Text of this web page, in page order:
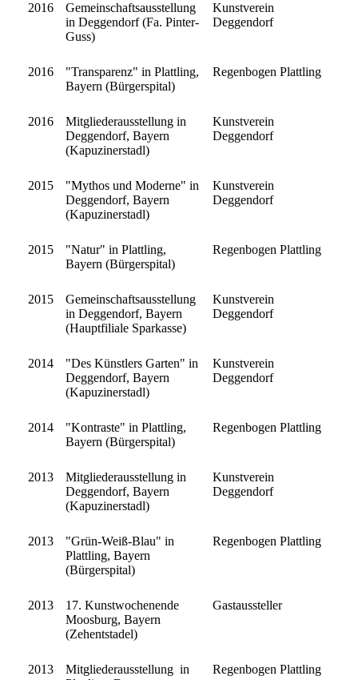
2016
Gemeinschaftsausstellung
in Deggendorf (Fa. Pinter-
Guss)
Kunstverein
Deggendorf
2016
"Transparenz" in Plattling,
Bayern (Bürgerspital)
Regenbogen Plattling
2016
Mitgliederausstellung in
Deggendorf, Bayern
(Kapuzinerstadl)
Kunstverein
Deggendorf
2015
"Mythos und Moderne" in
Deggendorf, Bayern
(Kapuzinerstadl)
Kunstverein
Deggendorf
2015
"Natur" in Plattling,
Bayern (Bürgerspital)
Regenbogen Plattling
2015
Gemeinschaftsausstellung
in Deggendorf, Bayern
(Hauptfiliale Sparkasse)
Kunstverein
Deggendorf
2014
"Des Künstlers Garten" in
Deggendorf, Bayern
(Kapuzinerstadl)
Kunstverein
Deggendorf
2014
"Kontraste" in Plattling,
Bayern (Bürgerspital)
Regenbogen Plattling
2013
Mitgliederausstellung in
Deggendorf, Bayern
(Kapuzinerstadl)
Kunstverein
Deggendorf
2013
"Grün-Weiß-Blau" in
Plattling, Bayern
(Bürgerspital)
Regenbogen Plattling
2013
17. Kunstwochenende
Moosburg, Bayern
(Zehentstadel)
Gastaussteller
2013
Mitgliederausstellung in
Regenbogen Plattling